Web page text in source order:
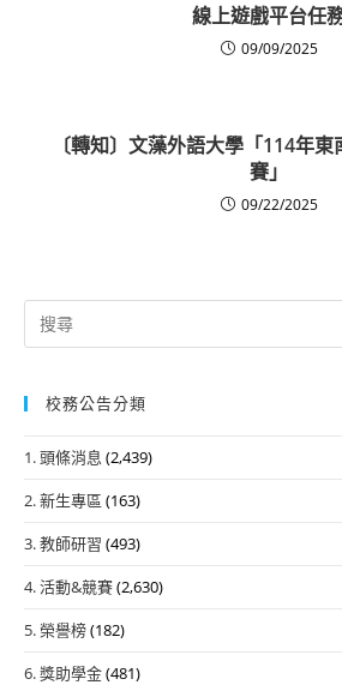
線上遊戲平台任
09/09/2025
〔轉知〕文藻外語大學「114年
賽」
09/22/2025
Search
for:
校務公告分類
1. 頭條消息 (2,439)
2. 新生專區 (163)
3. 教師研習 (493)
4. 活動&競賽(2,630)
5. 榮譽榜(182)
6. 獎助學金(481)